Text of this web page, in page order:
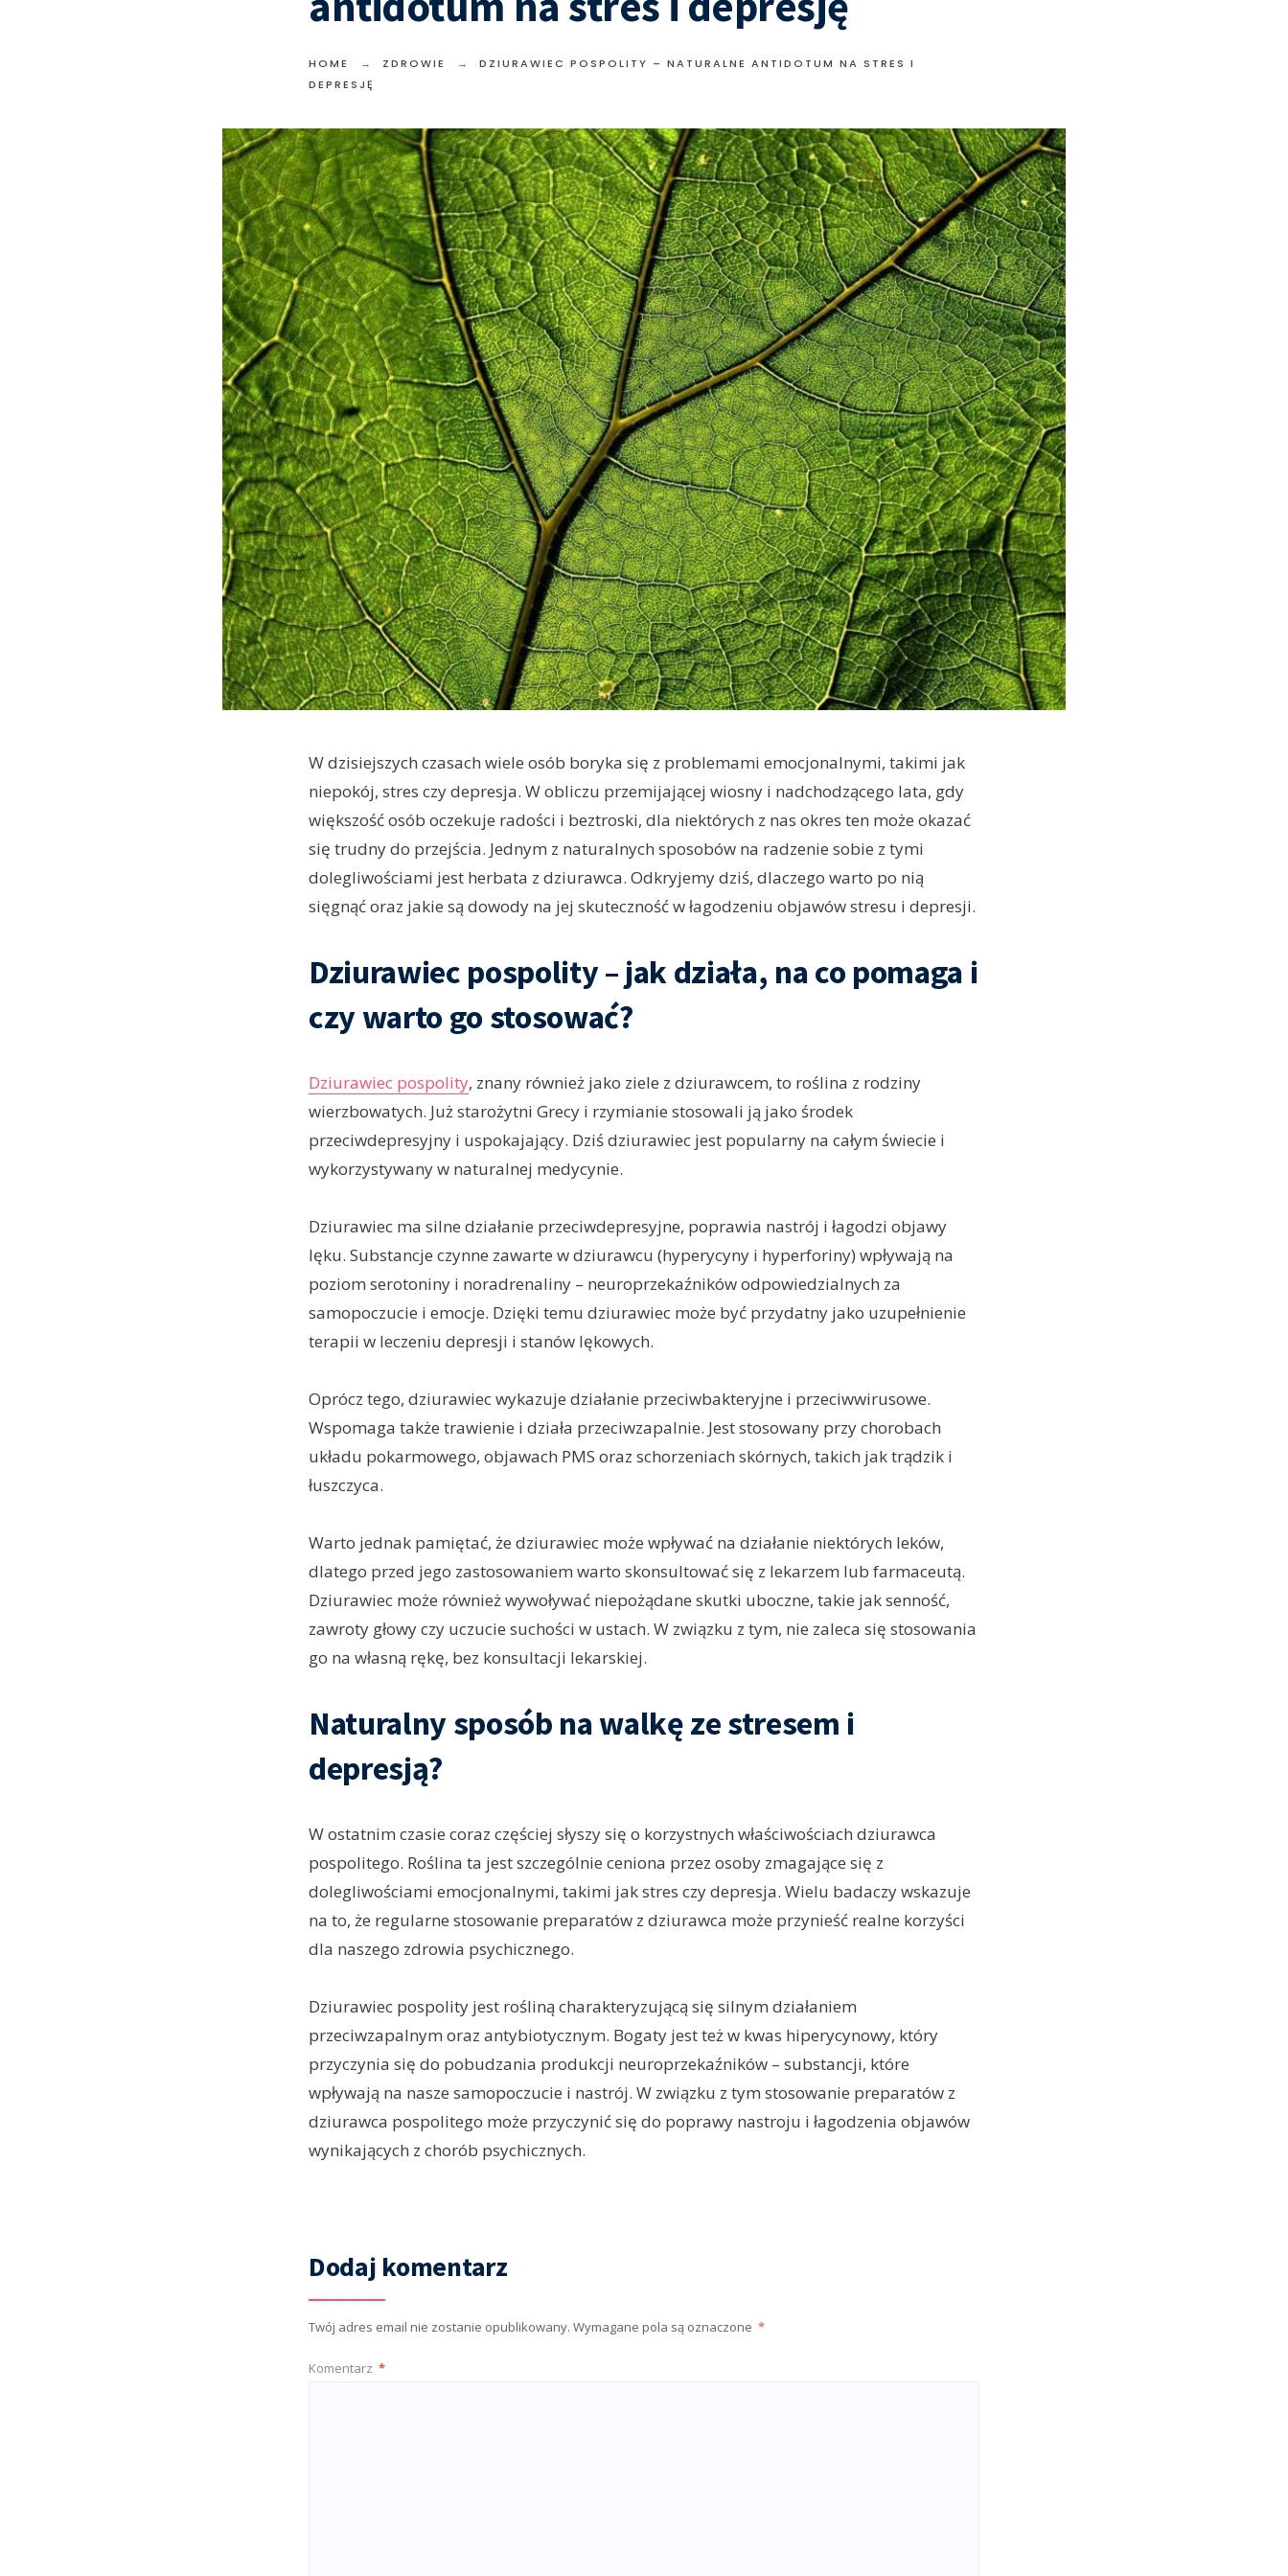
HOME ZDROWIE
DZIURAWIEC POSPOLITY – NATURALNE ANTIDOTUM NA STRES I
DEPRESJĘ
W dzisiejszych czasach wiele osób boryka się z problemami emocjonalnymi, takimi jak
niepokój, stres czy depresja. W obliczu przemijającej wiosny i nadchodzącego lata, gdy
większość osób oczekuje radości i beztroski, dla niektórych z nas okres ten może okazać
się trudny do przejścia. Jednym z naturalnych sposobów na radzenie sobie z tymi
dolegliwościami jest herbata z dziurawca. Odkryjemy dziś, dlaczego warto po nią
sięgnąć oraz jakie są dowody na jej skuteczność w łagodzeniu objawów stresu i depresji.
Dziurawiec pospolity – jak działa, na co pomaga i
czy warto go stosować?
Dziurawiec pospolity, znany również jako ziele z dziurawcem, to roślina z rodziny
wierzbowatych. Już starożytni Grecy i rzymianie stosowali ją jako środek
przeciwdepresyjny i uspokajający. Dziś dziurawiec jest popularny na całym świecie i
wykorzystywany w naturalnej medycynie.
Dziurawiec ma silne działanie przeciwdepresyjne, poprawia nastrój i łagodzi objawy
lęku. Substancje czynne zawarte w dziurawcu (hyperycyny i hyperforiny) wpływają na
poziom serotoniny i noradrenaliny – neuroprzekaźników odpowiedzialnych za
samopoczucie i emocje. Dzięki temu dziurawiec może być przydatny jako uzupełnienie
terapii w leczeniu depresji i stanów lękowych.
Oprócz tego, dziurawiec wykazuje działanie przeciwbakteryjne i przeciwwirusowe.
Wspomaga także trawienie i działa przeciwzapalnie. Jest stosowany przy chorobach
układu pokarmowego, objawach PMS oraz schorzeniach skórnych, takich jak trądzik i
łuszczyca.
Warto jednak pamiętać, że dziurawiec może wpływać na działanie niektórych leków,
dlatego przed jego zastosowaniem warto skonsultować się z lekarzem lub farmaceutą.
Dziurawiec może również wywoływać niepożądane skutki uboczne, takie jak senność,
zawroty głowy czy uczucie suchości w ustach. W związku z tym, nie zaleca się stosowania
go na własną rękę, bez konsultacji lekarskiej.
Naturalny sposób na walkę ze stresem i
depresją?
W ostatnim czasie coraz częściej słyszy się o korzystnych właściwościach dziurawca
pospolitego. Roślina ta jest szczególnie ceniona przez osoby zmagające się z
dolegliwościami emocjonalnymi, takimi jak stres czy depresja. Wielu badaczy wskazuje
na to, że regularne stosowanie preparatów z dziurawca może przynieść realne korzyści
dla naszego zdrowia psychicznego.
Dziurawiec pospolity jest rośliną charakteryzującą się silnym działaniem
przeciwzapalnym oraz antybiotycznym. Bogaty jest też w kwas hiperycynowy, który
przyczynia się do pobudzania produkcji neuroprzekaźników – substancji, które
wpływają na nasze samopoczucie i nastrój. W związku z tym stosowanie preparatów z
dziurawca pospolitego może przyczynić się do poprawy nastroju i łagodzenia objawów
wynikających z chorób psychicznych.
Dodaj komentarz
Twój adres email nie zostanie opublikowany. Wymagane pola są oznaczone *
Komentarz *